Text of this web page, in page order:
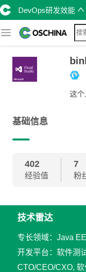
DevOps研发效能
这个
基础信息
402
经验值
7
粉
技术雷达
专长领域：Java
开发平台：软件测
CTO/CEO/CXO,